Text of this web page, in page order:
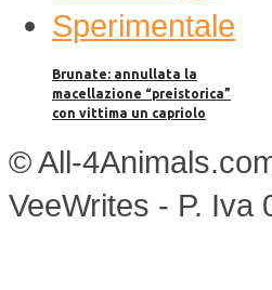
Brunate: annullata la
macellazione “preistorica”
con vittima un capriolo
© All-
VeeWrites - P. Iva